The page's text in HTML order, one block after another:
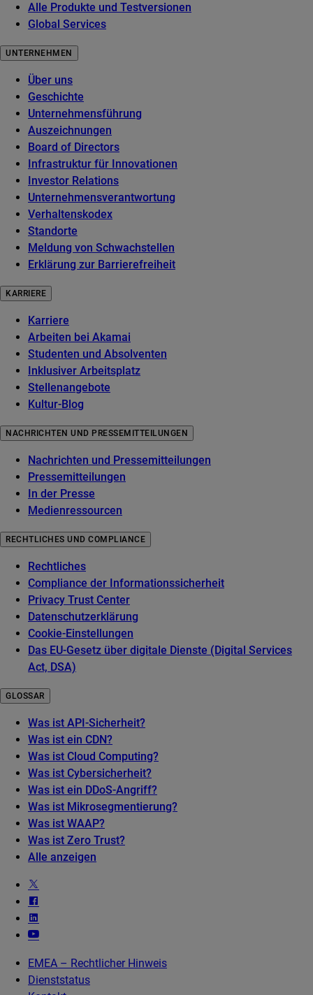
Alle Produkte und Testversionen
Global Services
UNTERNEHMEN
Über uns
Geschichte
Unternehmensführung
Auszeichnungen
Board of Directors
Infrastruktur für Innovationen
Investor Relations
Unternehmensverantwortung
Verhaltenskodex
Standorte
Meldung von Schwachstellen
Erklärung zur Barrierefreiheit
KARRIERE
Karriere
Arbeiten bei Akamai
Studenten und Absolventen
Inklusiver Arbeitsplatz
Stellenangebote
Kultur-Blog
NACHRICHTEN UND PRESSEMITTEILUNGEN
Nachrichten und Pressemitteilungen
Pressemitteilungen
In der Presse
Medienressourcen
RECHTLICHES UND COMPLIANCE
Rechtliches
Compliance der Informationssicherheit
Privacy Trust Center
Datenschutzerklärung
Cookie-Einstellungen
Das EU-Gesetz über digitale Dienste (Digital Services
Act, DSA)
GLOSSAR
Was ist API-Sicherheit?
Was ist ein CDN?
Was ist Cloud Computing?
Was ist Cybersicherheit?
Was ist ein DDoS-Angriff?
Was ist Mikrosegmentierung?
Was ist WAAP?
Was ist Zero Trust?
Alle anzeigen
EMEA – Rechtlicher Hinweis
Dienststatus